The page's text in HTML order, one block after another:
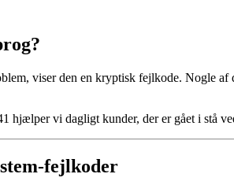
viser den en kryptisk fejlkode. Nogle
hjælper vi dagligt kunder, der er gået i stå
fejlkoder